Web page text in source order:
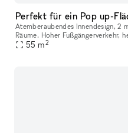
Perfekt für ein Pop up-
Atemberaubendes Innendesign, 2
Räume. Hoher Fußgängerverkehr,
öffentliche Verkehrsanbindung in der
55 m2